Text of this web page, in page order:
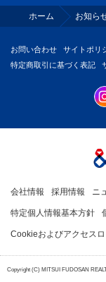
ホーム お知ら
お問い合わせ サイトポリ
特定商取引に基づく表記
会社情報 採用情報 ニ
特定個人情報基本方針
Cookieおよびアクセス
Copyright (C) MITSUI FUDOSAN